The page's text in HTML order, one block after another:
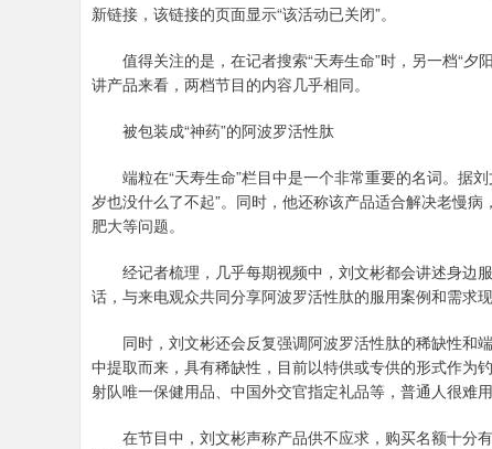
新链接，该链接的页面显示“该活动已关闭”。
值得关注的是，在记者搜索“天寿生命”时，另一档“夕
讲产品来看，两档节目的内容几乎相同。
被包装成“神药”的阿波罗活性肽
端粒在“天寿生命”栏目中是一个非常重要的名词。据
岁也没什么了不起”。同时，他还称该产品适合解决老慢
肥大等问题。
经记者梳理，几乎每期视频中，刘文彬都会讲述身边
话，与来电观众共同分享阿波罗活性肽的服用案例和需求现
同时，刘文彬还会反复强调阿波罗活性肽的稀缺性和
中提取而来，具有稀缺性，目前以特供或专供的形式作为
射队唯一保健用品、中国外交官指定礼品等，普通人很难用
在节目中，刘文彬声称产品供不应求，购买名额十分